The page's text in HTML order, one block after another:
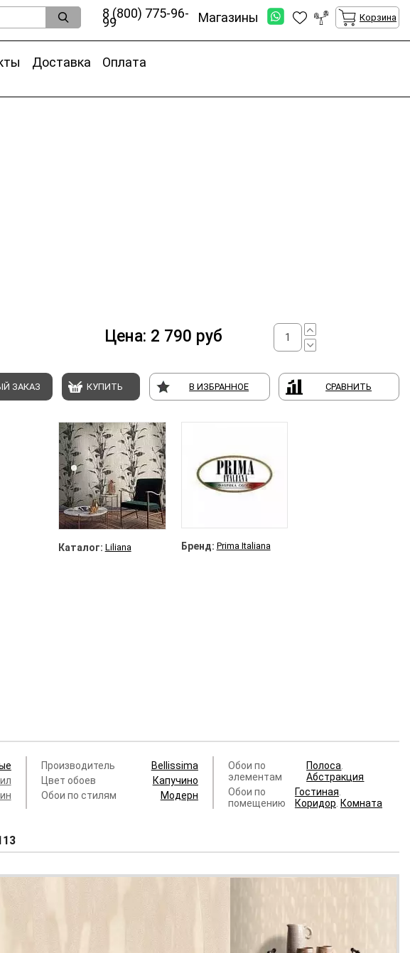
8 (800) 775-96-
99 Магазины Корзина
Доставка Оплата
Цена: 2 790 руб
ЗАКАЗ КУПИТЬ В ИЗБРАННОЕ СРАВНИТЬ
Каталог: Liliana Бренд: Prima Italiana
Производитель
Bellissima
Цвет обоев
Капучино
Обои по стилям
Модерн
Обои по
элементам
Полоса.
Абстракция
Обои по
помещению
Гостиная.
Коридор. Комната